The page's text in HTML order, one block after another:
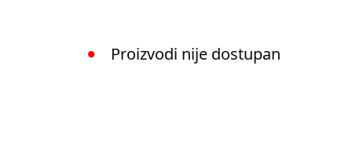
Proizvodi nije dostupan